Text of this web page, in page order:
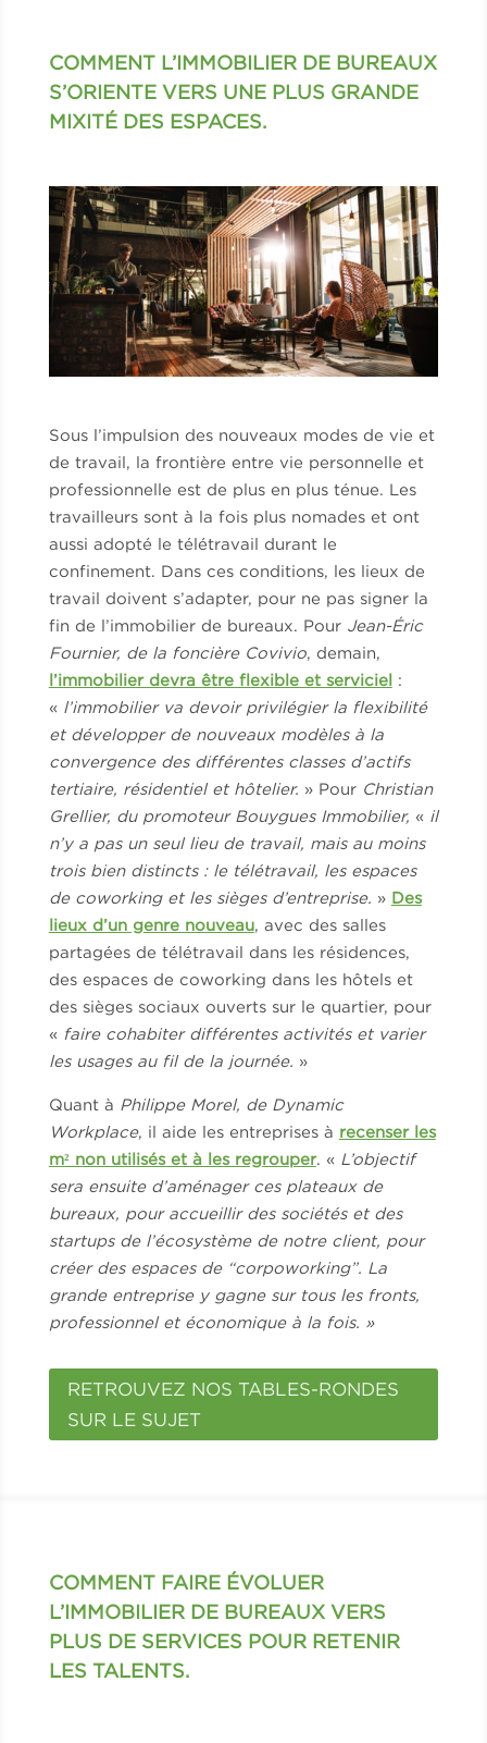
COMMENT L’IMMOBILIER DE BUREAUX
S’ORIENTE VERS UNE PLUS GRANDE
MIXITÉ DES ESPACES.
Sous l’impulsion des nouveaux modes de vie et
de travail, la frontière entre vie personnelle et
professionnelle est de plus en plus ténue. Les
travailleurs sont à la fois plus nomades et ont
aussi adopté le télétravail durant le
confinement. Dans ces conditions, les lieux de
travail doivent s’adapter, pour ne pas signer la
fin de l’immobilier de bureaux. Pour Jean-Éric
Fournier, de la foncière Covivio, demain,
l’immobilier devra être flexible et serviciel :
« l’immobilier va devoir privilégier la flexibilité
et développer de nouveaux modèles à la
convergence des différentes classes d’actifs
tertiaire, résidentiel et hôtelier. » Pour Christian
Grellier, du promoteur Bouygues Immobilier, « il
n’y a pas un seul lieu de travail, mais au moins
trois bien distincts : le télétravail, les espaces
de coworking et les sièges d’entreprise. » Des
lieux d’un genre nouveau, avec des salles
partagées de télétravail dans les résidences,
des espaces de coworking dans les hôtels et
des sièges sociaux ouverts sur le quartier, pour
« faire cohabiter différentes activités et varier
les usages au fil de la journée. »
Quant à Philippe Morel, de Dynamic
Workplace, il aide les entreprises à recenser les
m² non utilisés et à les regrouper. « L’objectif
sera ensuite d’aménager ces plateaux de
bureaux, pour accueillir des sociétés et des
startups de l’écosystème de notre client, pour
créer des espaces de “corpoworking”. La
grande entreprise y gagne sur tous les fronts,
professionnel et économique à la fois. »
RETROUVEZ NOS TABLES-RONDES
SUR LE SUJET
COMMENT FAIRE ÉVOLUER
L’IMMOBILIER DE BUREAUX VERS
PLUS DE SERVICES POUR RETENIR
LES TALENTS.